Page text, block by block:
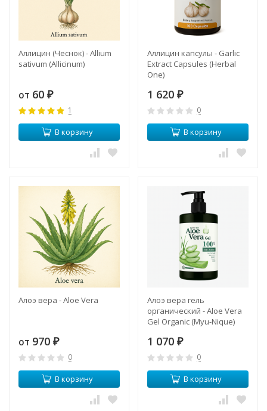
Аллицин (Чеснок) - Allium
sativum (Allicinum)
от 60 ₽
1
В корзину
Аллицин капсулы - Garlic
Extract Capsules (Herbal
One)
1 620 ₽
0
В корзину
Алоэ вера - Aloe Vera
от 970 ₽
0
В корзину
Алоэ вера гель
органический - Aloe Vera
Gel Organic (Myu-Nique)
1 070 ₽
0
В корзину